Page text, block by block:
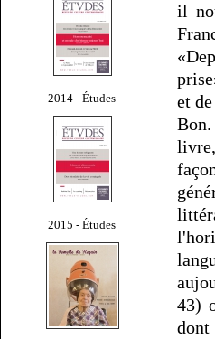
2014 - Études
2015 - Études
il
et
43)
dont